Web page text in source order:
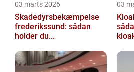
03 marts 2026
Skadedyrsbekæmpelse
frederikssund: sådan
holder du...
03